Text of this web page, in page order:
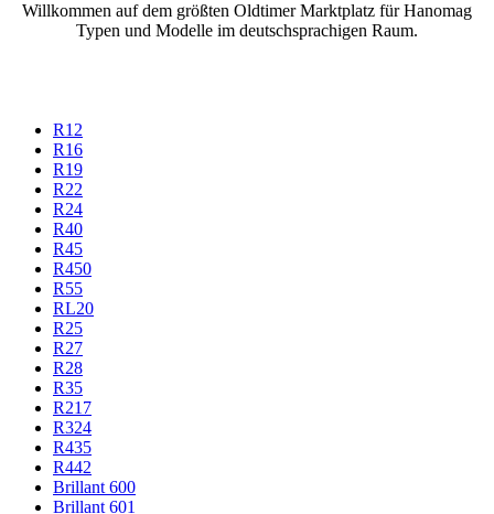
Willkommen auf dem größten Oldtimer Marktplatz für Hanomag
Typen und Modelle im deutschsprachigen Raum.
R12
R16
R19
R22
R24
R40
R45
R450
R55
RL20
R25
R27
R28
R35
R217
R324
R435
R442
Brillant 600
Brillant 601